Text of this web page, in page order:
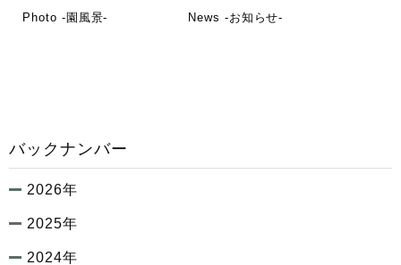
Photo -園風景- News -お知らせ-
バックナンバー
2026年
2025年
2024年